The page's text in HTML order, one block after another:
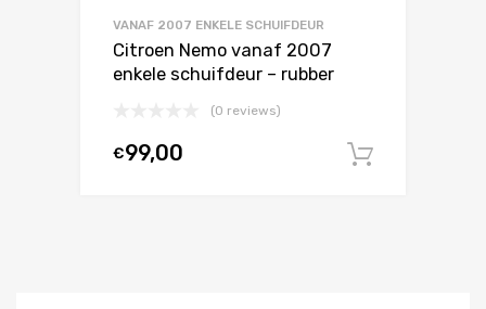
VANAF 2007 ENKELE SCHUIFDEUR
Citroen Nemo vanaf 2007
enkele schuifdeur – rubber
(0 reviews)
€99,00